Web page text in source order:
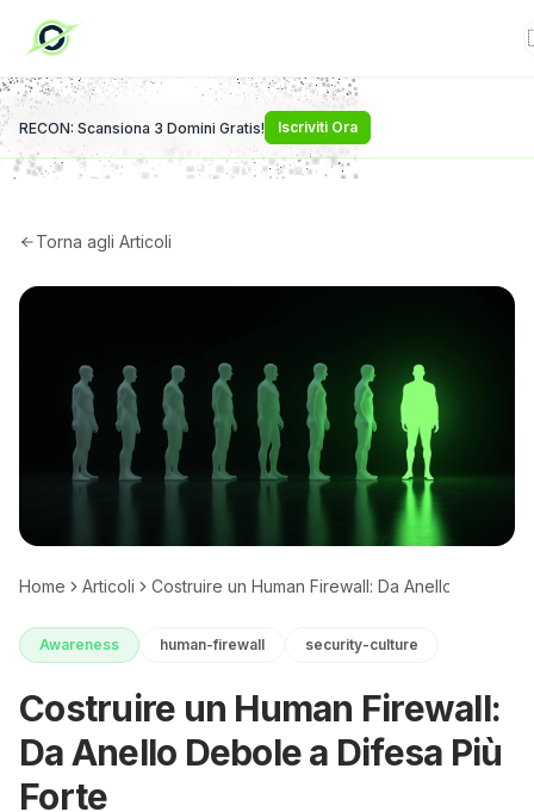
RECON: Scansiona 3 Domini Gratis! Iscriviti Ora
Torna agli Articoli
Home Articoli Costruire un Human Firewall: Da Anello Debole
Awareness human-firewall security-culture
Costruire un Human Firewall:
Da Anello Debole a Difesa Più
Forte